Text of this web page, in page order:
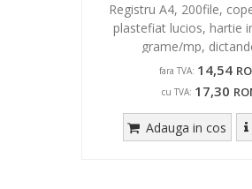
Registru A4, 200file,
plastefiat lucios, hartie
grame/mp,
fara TVA: 14,54
cu TVA: 17,30
Adauga in cos